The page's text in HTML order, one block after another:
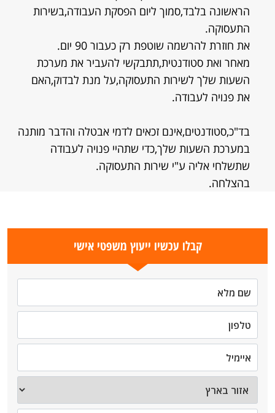
הראשונה בלבד,סמוך ליום הפסקת העבודה,בשירות
התעסוקה.
את חוזרת להרשמה שוטפת רק כעבור 90 יום.
מאחר ואת סטודנטית,תתבקשי להעביר את מערכת
השעות שלך לשירות התעסוקה,על מנת לבדוק,האם
את פנויה לעבודה.
בד"כ,סטודנטים,אינם זכאים לדמי אבטלה והדבר מותנה
במערכת השעות שלך,כדי שתהיי פנויה לעבודה
שתשלחי אליה ע"י שירות התעסוקה.
בהצלחה.
קבלו עכשיו ייעוץ משפטי אישי